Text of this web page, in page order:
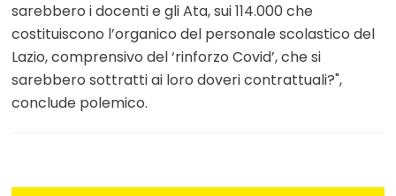
sarebbero i docenti e gli Ata, sui 114.000 che
costituiscono l’organico del personale scolastico del
Lazio, comprensivo del ‘rinforzo Covid’, che si
sarebbero sottratti ai loro doveri contrattuali?",
conclude polemico.